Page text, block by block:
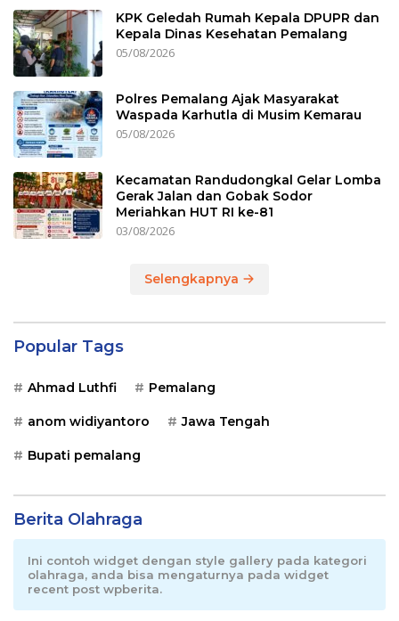
KPK Geledah Rumah Kepala DPUPR dan
Kepala Dinas Kesehatan Pemalang
05/08/2026
Polres Pemalang Ajak Masyarakat
Waspada Karhutla di Musim Kemarau
05/08/2026
Kecamatan Randudongkal Gelar Lomba
Gerak Jalan dan Gobak Sodor
Meriahkan HUT RI ke-81
03/08/2026
Selengkapnya
Popular Tags
Ahmad Luthfi Pemalang
anom widiyantoro Jawa Tengah
Bupati pemalang
Berita Olahraga
Ini contoh widget dengan style gallery pada kategori
olahraga, anda bisa mengaturnya pada widget
recent post wpberita.